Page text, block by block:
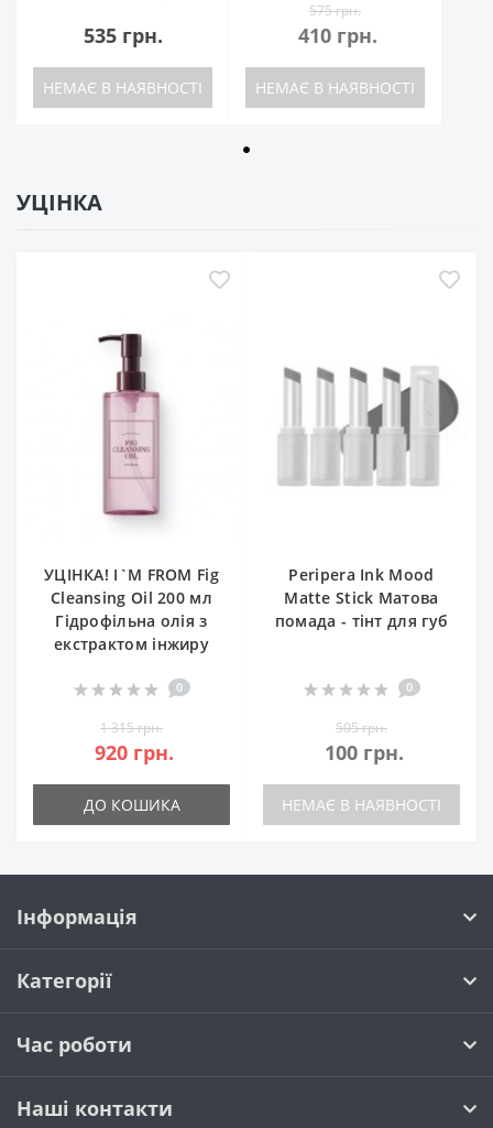
535 грн.
НЕМАЄ В НАЯВНОСТІ
575 грн.
410 грн.
НЕМАЄ В НАЯВНОСТІ
УЦІНКА
УЦІНКА! I`M FROM Fig
Cleansing Oil 200 мл
Гідрофільна олія з
екстрактом інжиру
0
1 315 грн.
920 грн.
ДО КОШИКА
Peripera Ink Mood
Matte Stick Матова
помада - тінт для губ
0
505 грн.
100 грн.
НЕМАЄ В НАЯВНОСТІ
Інформація
Категорії
Час роботи
Наші контакти